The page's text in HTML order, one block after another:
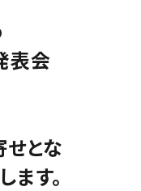
表会
とな
ます。